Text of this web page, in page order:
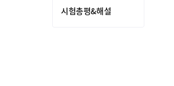
시험총평&해설